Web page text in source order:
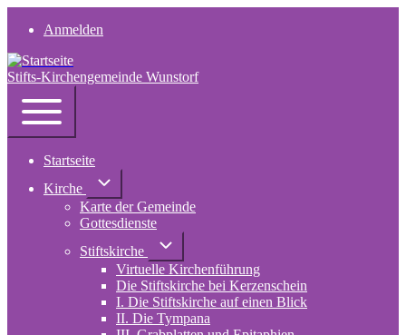
User
account
menu
Anmelden
Stifts-Kirchengemeinde Wunstorf
Navigation
Toggle
main
menu
Startseite
Kirche
Unternavigation
Kirche
Karte der Gemeinde
Gottesdienste
Stiftskirche
Unternavigation
Stiftskirche
Virtuelle Kirchenführung
Die Stiftskirche bei Kerzenschein
I. Die Stiftskirche auf einen Blick
II. Die Tympana